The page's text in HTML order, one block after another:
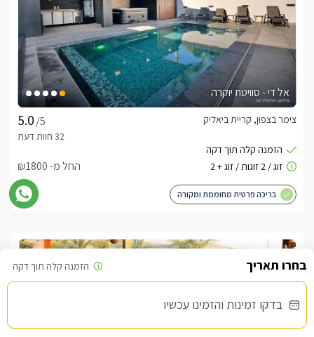
בדקו זמינות והזמינו עכשיו
אל די - סוויטת יוקרה
/5
צימר בצפון, קריית ביאליק
החל מ- ₪1800
בריכה פרטית מחוממת ומקורה